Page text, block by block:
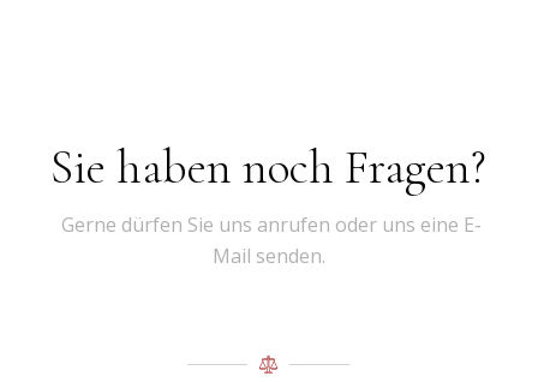
Sie haben noch Fragen?
Gerne dürfen Sie uns anrufen oder uns eine E-
Mail senden.